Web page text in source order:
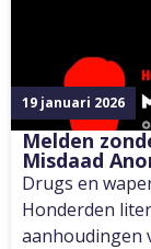
19 januari 2026
Melden
Misdaad
Drugs en
Honderden
aanhoudingen